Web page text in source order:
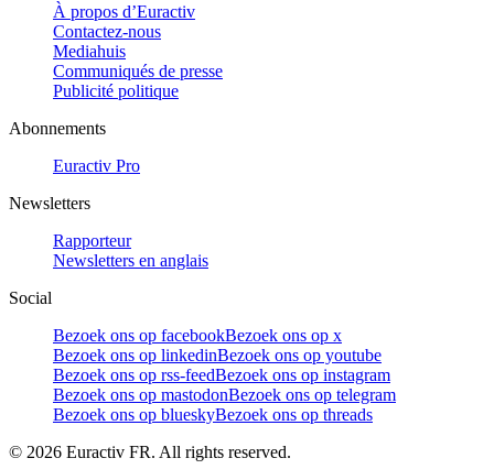
À propos d’Euractiv
Contactez-nous
Mediahuis
Communiqués de presse
Publicité politique
Abonnements
Euractiv Pro
Newsletters
Rapporteur
Newsletters en anglais
Social
Bezoek ons op facebookBezoek ons op x
Bezoek ons op linkedinBezoek ons op youtube
Bezoek ons op rss-feedBezoek ons op instagram
Bezoek ons op mastodonBezoek ons op telegram
Bezoek ons op blueskyBezoek ons op threads
© 2026 Euractiv FR. All rights reserved.